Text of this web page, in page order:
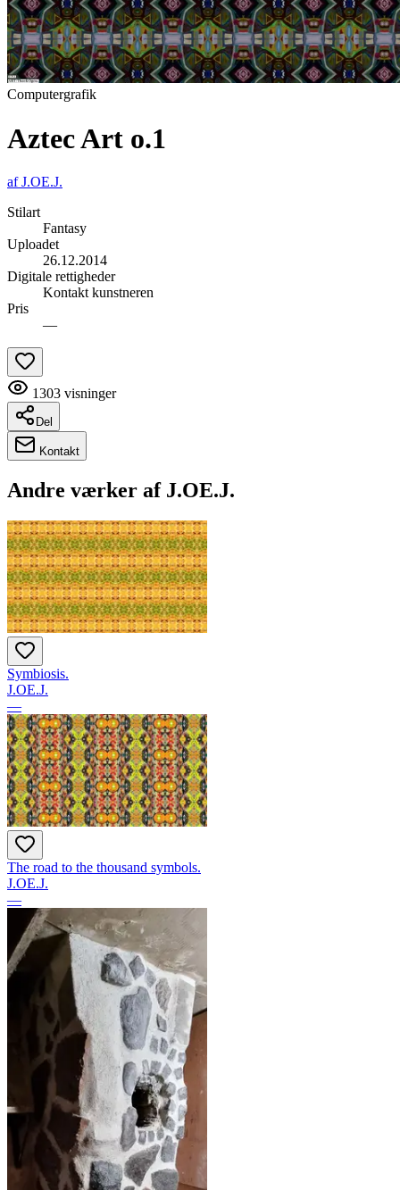
Computergrafik
Aztec Art o.1
afJ.OE.J.
Stilart
Fantasy
Uploadet
26.12.2014
Digitale rettigheder
Kontakt kunstneren
Pris
—
1303 visninger
Del
Kontakt
Andre værker af J.OE.J.
Symbiosis.
J.OE.J.
—
The road to the thousand symbols.
J.OE.J.
—